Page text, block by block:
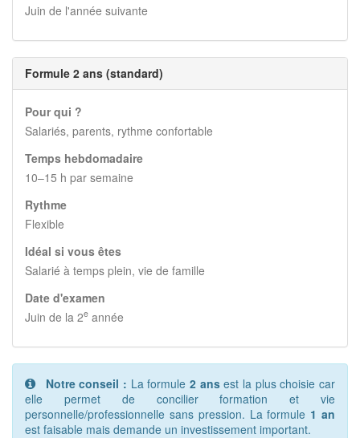
Juin de l'année suivante
Formule 2 ans (standard)
Pour qui ?
Salariés, parents, rythme confortable
Temps hebdomadaire
10–15 h par semaine
Rythme
Flexible
Idéal si vous êtes
Salarié à temps plein, vie de famille
Date d'examen
Juin de la 2e année
Notre conseil : La formule2 ansest la plus choisie car
elle permet de concilier formation et vie
personnelle/professionnelle sans pression. La formule 1 an
est faisable mais demande un investissement important.